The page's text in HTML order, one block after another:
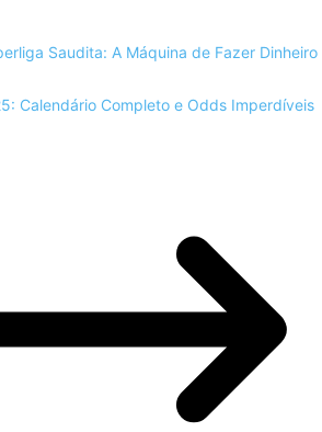
Saudita: A Máquina de Fazer Dinheiro
Calendário Completo e Odds Imperdíveis